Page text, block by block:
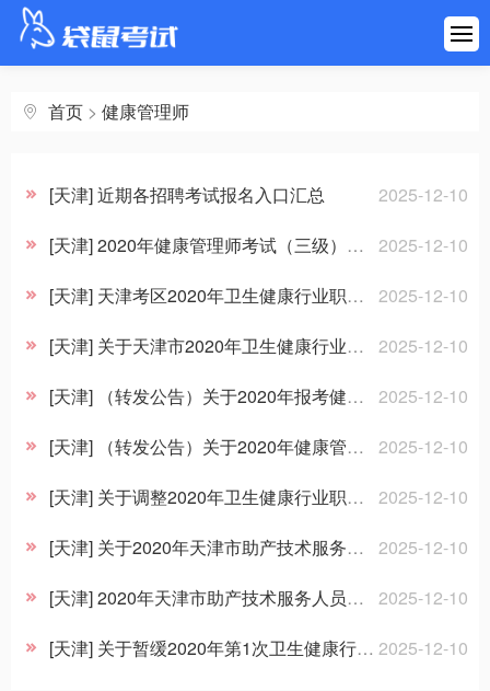
首页
建筑工程
财会金融
职业资格
学历考研
招聘信息
首页 > 健康管理师
2025-12-10
[天津] 近期各招聘考试报名入口汇总
2025-12-10
[天津] 2020年健康管理师考试（三级）合格人员领取《职业资格证书》的通知
2025-12-10
[天津] 天津考区2020年卫生健康行业职业技能全国统一鉴定考试考生须知
2025-12-10
[天津] 关于天津市2020年卫生健康行业职业技能全国统一鉴定考试报名工作的通知
2025-12-10
[天津] （转发公告）关于2020年报考健康管理师有关事项的严正声明
2025-12-10
[天津] （转发公告）关于2020年健康管理师等职业技能全国统一考试相关说明
2025-12-10
[天津] 关于调整2020年卫生健康行业职业技能鉴定（健康管理师三级）全国统一考试日期的提示
2025-12-10
[天津] 关于2020年天津市助产技术服务人员岗前培训考核工作的公告
2025-12-10
[天津] 2020年天津市助产技术服务人员岗前培训考核考务工作流程说明（考生）
2025-12-10
[天津] 关于暂缓2020年第1次卫生健康行业职业技能全国统一鉴定（健康管理师三级）工作的通知